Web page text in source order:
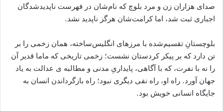
صدای هزاران زن و مرد بلوچ که نام‌شان در فهرست ناپدیدشدگان
اجباری ثبت شد، اما کرامت‌شان هرگز ناپدید نشد.
بلوچستانِ تقسیم‌شده با مرزهای انگلیس‌ساخته، همان زخمی را بر
تن دارد که بر پیکر کردستان نشست؛ زخمی تاریخی که ماما قدیر آن
را نه با نفرت، که با آگاهی، پایداریِ مدنی و مطالبه ی عدالت به یاد
جهان آورد. راه او، راه نفی دیگری نبود؛ راه بازگرداندن انسان به
جایگاه انسانی خویش بود.